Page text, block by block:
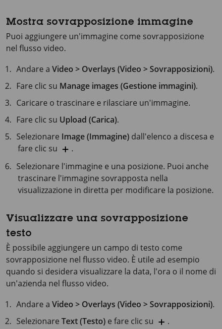
Mostra sovrapposizione immagine
Puoi aggiungere un'immagine come sovrapposizione
nel flusso video.
Andare aVideo > Overlays (Video > Sovrapposizioni).
Fare clic su Manage images (Gestione immagini).
Caricare o trascinare e rilasciare un'immagine.
Fare clic su Upload (Carica).
Selezionare Image (Immagine) dall'elenco a discesa e
fare clic su
.
Selezionare l'immagine e una posizione. Puoi anche
trascinare l'immagine sovrapposta nella
visualizzazione in diretta per modificare la posizione.
Visualizzare una sovrapposizione
testo
È possibile aggiungere un campo di testo come
sovrapposizione nel flusso video. È utile ad esempio
quando si desidera visualizzare la data, l'ora o il nome di
un'azienda nel flusso video.
Andare aVideo > Overlays (Video > Sovrapposizioni).
SelezionareText (Testo) e fare clic su
.